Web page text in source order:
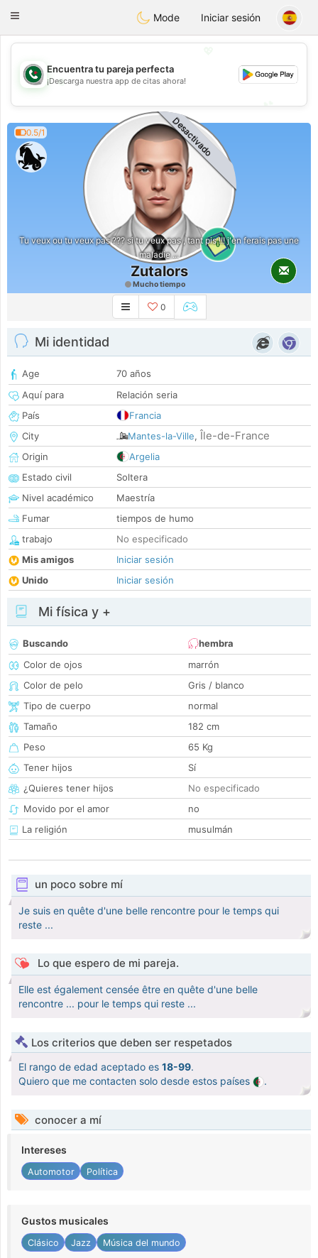
Weshrak
Toggle
Mode Iniciar sesión
💖
💕
Encuentra tu pareja perfecta
¡Descarga nuestra app de citas ahora!
0.5/1
0
Desactivado
Tu veux ou tu veux pas ??? si tu veux pas , tant pis !!! j'en ferais pas une
maladie ...
Zutalors
Mucho tiempo
0
Mi identidad
Age
70 años
Aquí para
Relación seria
País
Francia
City
Mantes-la-Ville, Île-de-France
Origin
Argelia
Estado civil
Soltera
Nivel académico
Maestría
Fumar
tiempos de humo
trabajo
No especificado
Mis amigos
Iniciar sesión
Unido
Iniciar sesión
Mi física y +
Buscando
hembra
Color de ojos
marrón
Color de pelo
Gris / blanco
Tipo de cuerpo
normal
Tamaño
182 cm
Peso
65 Kg
Tener hijos
Sí
¿Quieres tener hijos
No especificado
Movido por el amor
no
La religión
musulmán
un poco sobre mí
Je suis en quête d'une belle rencontre pour le temps qui
reste ...
Lo que espero de mi pareja.
Elle est également censée être en quête d'une belle
rencontre ... pour le temps qui reste ...
Los criterios que deben ser respetados
El rango de edad aceptado es 18-99.
Quiero que me contacten solo desde estos países
.
conocer a mí
Intereses
Automotor Política
Gustos musicales
Clásico Jazz Música del mundo